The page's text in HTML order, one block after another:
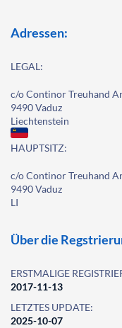
Adressen:
LEGAL:
c/o Continor Treuhand
9490 Vaduz
Liechtenstein
HAUPTSITZ:
c/o Continor Treuhand
9490 Vaduz
LI
Über die
ERSTMALIGE
2017-11-13
LETZTES UPDATE:
2025-10-07